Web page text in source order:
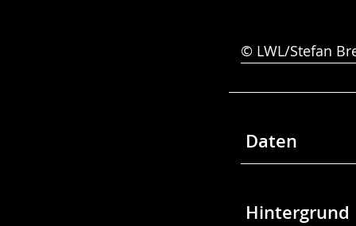
© LWL/Stefan
Daten
Hintergrund